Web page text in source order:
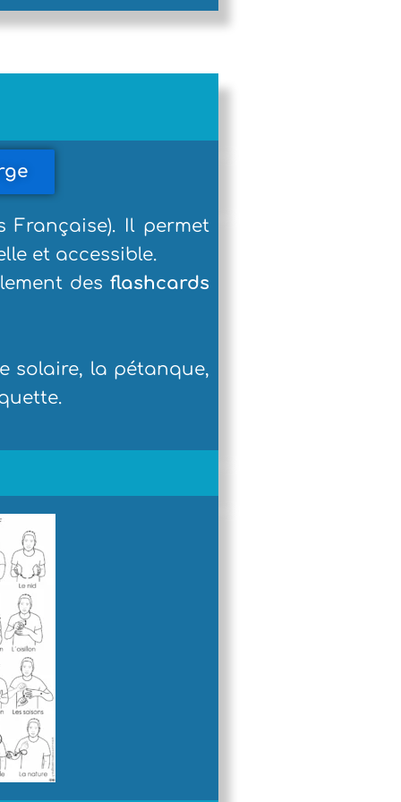
Française). Il permet
et accessible.
des flashcards
solaire, la pétanque,